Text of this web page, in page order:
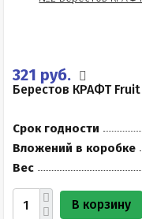
321 руб.
Берестов КРАФТ
Срок годности
Вложений в коробке
Вес
В корзину